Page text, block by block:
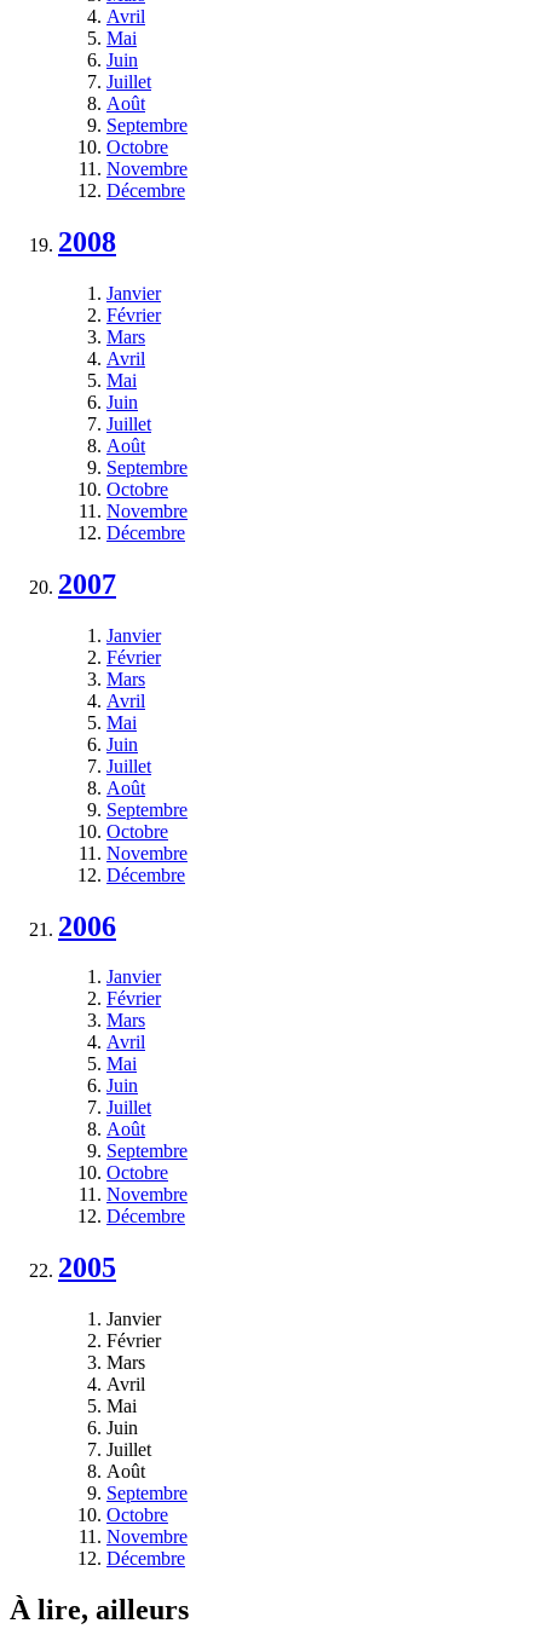
Avril
Mai
Juin
Juillet
Août
Septembre
Octobre
Novembre
Décembre
2008
Janvier
Février
Mars
Avril
Mai
Juin
Juillet
Août
Septembre
Octobre
Novembre
Décembre
2007
Janvier
Février
Mars
Avril
Mai
Juin
Juillet
Août
Septembre
Octobre
Novembre
Décembre
2006
Janvier
Février
Mars
Avril
Mai
Juin
Juillet
Août
Septembre
Octobre
Novembre
Décembre
2005
Janvier
Février
Mars
Avril
Mai
Juin
Juillet
Août
Septembre
Octobre
Novembre
Décembre
À lire, ailleurs